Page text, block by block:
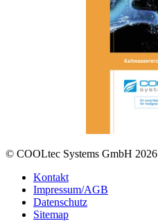
© COOLtec Systems GmbH 2026
Kontakt
Impressum/AGB
Datenschutz
Sitemap